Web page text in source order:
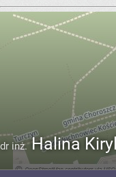
ARCHIWUM PRAC
dr inż. Halina